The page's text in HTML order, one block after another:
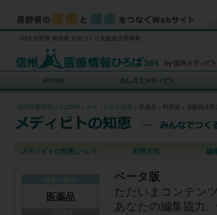
H29 長野県 地域発 元気づくり支援金活用事業
信州医療情報ひろば365 > メディビトの知恵 > 医薬品 > 利尿薬 > 炭酸脱水
メディビトの知恵について 利用方法 編
ベータ版
ただいまコンテン
あなたの編集協力
医薬品